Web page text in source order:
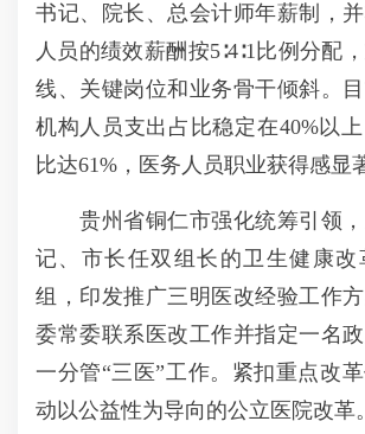
书记、院长、总会计师年薪制，
人员的绩效薪酬按5∶4∶1比例分配
线、关键岗位和业务骨干倾斜。
机构人员支出占比稳定在40%以
比达61%，医务人员职业获得感显
贵州省铜仁市强化统筹引领
记、市长任双组长的卫生健康改
组，印发推广三明医改经验工作
委常委联系医改工作并指定一名
一分管“三医”工作。紧扣重点改
动以公益性为导向的公立医院改革。